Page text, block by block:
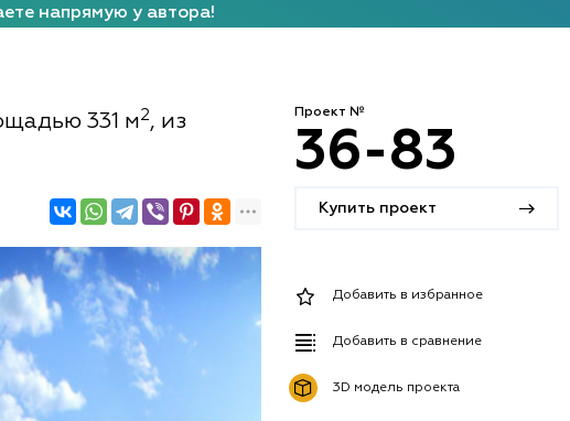
напрямую у автора!
331 м2, из
Проект №
36-83
Купить проект
Добавить в избранное
Добавить в сравнение
3D модель проекта